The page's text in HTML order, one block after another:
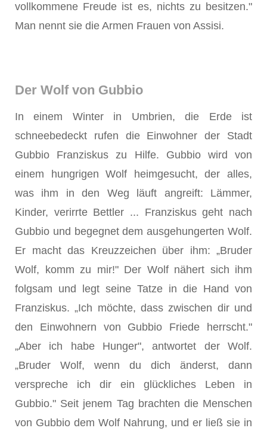
vollkommene Freude ist es, nichts zu besitzen."
Man nennt sie die Armen Frauen von Assisi.
Der Wolf von Gubbio
In einem Winter in Umbrien, die Erde ist
schneebedeckt rufen die Einwohner der Stadt
Gubbio Franziskus zu Hilfe. Gubbio wird von
einem hungrigen Wolf heimgesucht, der alles,
was ihm in den Weg läuft angreift: Lämmer,
Kinder, verirrte Bettler ... Franziskus geht nach
Gubbio und begegnet dem ausgehungerten Wolf.
Er macht das Kreuzzeichen über ihm: „Bruder
Wolf, komm zu mir!" Der Wolf nähert sich ihm
folgsam und legt seine Tatze in die Hand von
Franziskus. „Ich möchte, dass zwischen dir und
den Einwohnern von Gubbio Friede herrscht."
„Aber ich habe Hunger", antwortet der Wolf.
„Bruder Wolf, wenn du dich änderst, dann
verspreche ich dir ein glückliches Leben in
Gubbio." Seit jenem Tag brachten die Menschen
von Gubbio dem Wolf Nahrung, und er ließ sie in